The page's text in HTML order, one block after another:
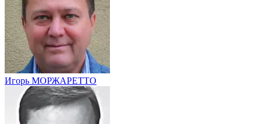
Игорь МОРЖАРЕТТО